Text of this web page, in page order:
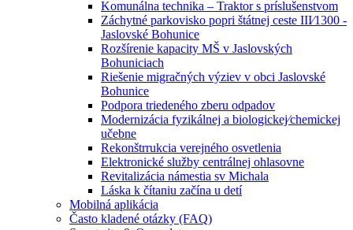
Komunálna technika – Traktor s príslušenstvom
Záchytné parkovisko popri štátnej ceste III⁄1300 -
Jaslovské Bohunice
Rozšírenie kapacity MŠ v Jaslovských
Bohuniciach
Riešenie migračných výziev v obci Jaslovské
Bohunice
Podpora triedeného zberu odpadov
Modernizácia fyzikálnej a biologickej⁄chemickej
učebne
Rekonštrrukcia verejného osvetlenia
Elektronické služby centrálnej ohlasovne
Revitalizácia námestia sv Michala
Láska k čítaniu začína u detí
Mobilná aplikácia
Často kladené otázky (FAQ)